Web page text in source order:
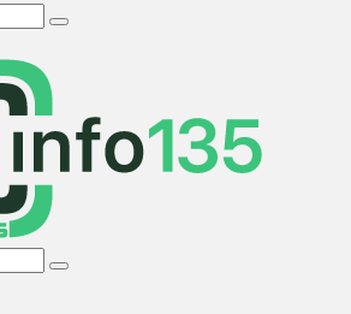
Search
Search